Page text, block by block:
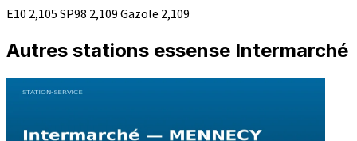
E10 2,105SP98 2,109Gazole 2,109
Autres stations essense Intermarché